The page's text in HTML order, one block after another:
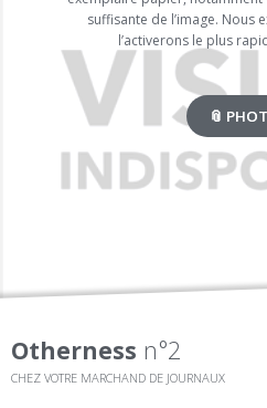
suffisante de l’image. Nous
l’activerons le plus
📎
Otherness n°2
CHEZ VOTRE MARCHAND DE JOURNAUX